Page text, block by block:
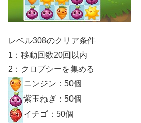
レベル308のクリア条件
1：移動回数20回以内
2：クロプシーを集める
ニンジン：50個
紫玉ねぎ：50個
イチゴ：50個